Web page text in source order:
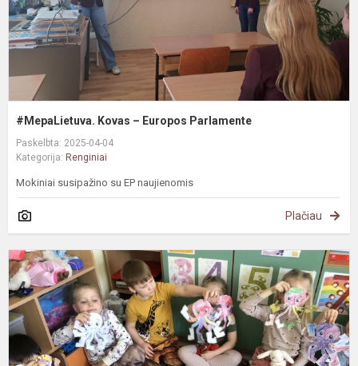
#MepaLietuva. Kovas – Europos Parlamente
Paskelbta: 2025-04-04
Kategorija: Renginiai
Mokiniai susipažino su EP naujienomis
Plačiau